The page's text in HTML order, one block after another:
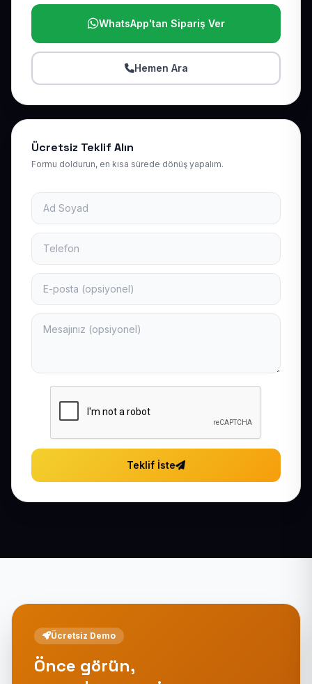
WhatsApp'tan Sipariş Ver
Hemen Ara
Ücretsiz Teklif Alın
Formu doldurun, en kısa sürede dönüş yapalım.
Teklif İste
Ücretsiz Demo
Önce görün,